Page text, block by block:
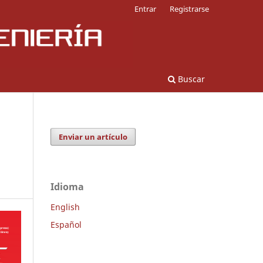
Buscar
Entrar Registrarse
Enviar un artículo
Idioma
English
Español